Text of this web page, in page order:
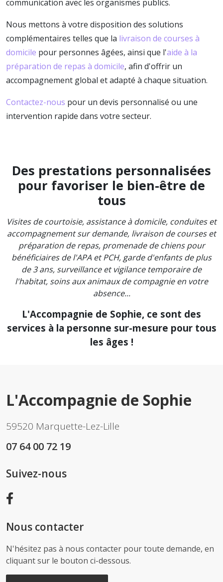
communication avec les organismes publics.
Nous mettons à votre disposition des solutions
complémentaires telles que la livraison de courses à
domicile pour personnes âgées, ainsi que l'aide à la
préparation de repas à domicile, afin d'offrir un
accompagnement global et adapté à chaque situation.
Contactez-nous pour un devis personnalisé ou une
intervention rapide dans votre secteur.
Des prestations personnalisées
pour favoriser le bien-être de
tous
Visites de courtoisie, assistance à domicile, conduites et
accompagnement sur demande, livraison de courses et
préparation de repas, promenade de chiens pour
bénéficiaires de l'APA et PCH, garde d'enfants de plus
de 3 ans, surveillance et vigilance temporaire de
l'habitat, soins aux animaux de compagnie en votre
absence...
L'Accompagnie de Sophie, ce sont des
services à la personne sur-mesure pour tous
les âges !
L'Accompagnie de Sophie
59520 Marquette-Lez-Lille
07 64 00 72 19
Suivez-nous
Nous contacter
N'hésitez pas à nous contacter pour toute demande, en
cliquant sur le bouton ci-dessous.